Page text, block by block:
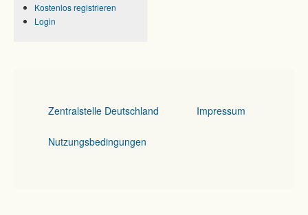
Kostenlos registrieren
Login
Zentralstelle Deutschland Impressum
Nutzungsbedingungen